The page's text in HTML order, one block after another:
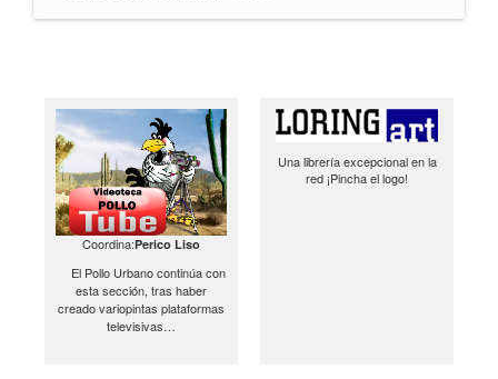
Coordina:Perico Liso
El Pollo Urbano continúa con
esta sección, tras haber
creado variopintas plataformas
televisivas…
Una librería excepcional en la
red ¡Pincha el logo!